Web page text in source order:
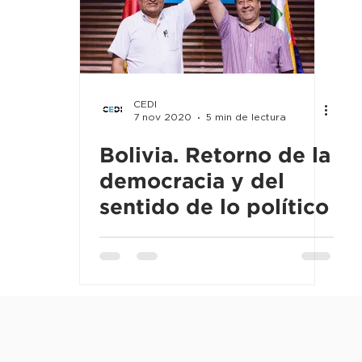
Públicas Salud Educación Opinión
de Comunicación Cultura y Religión Guerra y
Pensamiento nacional Ciencia y Tecnología
CEDI
7 nov 2020
5 min de lectura
Bolivia. Retorno de la
democracia y del
sentido de lo político